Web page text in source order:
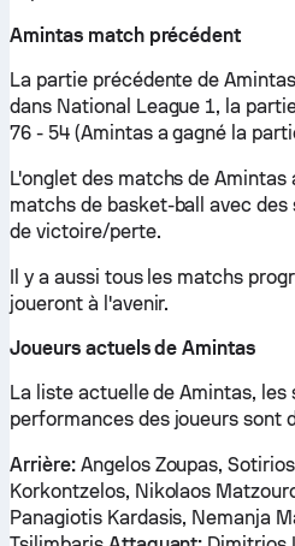
Amintas match précédent
La partie précédente de
dans National League 1, la
76 - 54 (Amintas a gagné la
L'onglet des matchs de
matchs de basket-ball avec
de victoire/perte.
Il y a aussi tous les matchs
joueront à l'avenir.
Joueurs actuels de Amintas
La liste actuelle de Amintas,
performances des joueurs sont
Arrière:Angelos Zoupas,
Korkontzelos, Nikolaos
Panagiotis Kardasis, Nemanja